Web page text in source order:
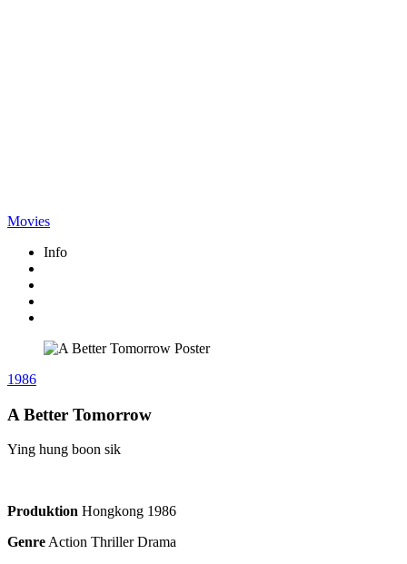
Movies
Info
1986
A Better Tomorrow
Ying hung boon sik
Produktion Hongkong 1986
GenreAction Thriller Drama